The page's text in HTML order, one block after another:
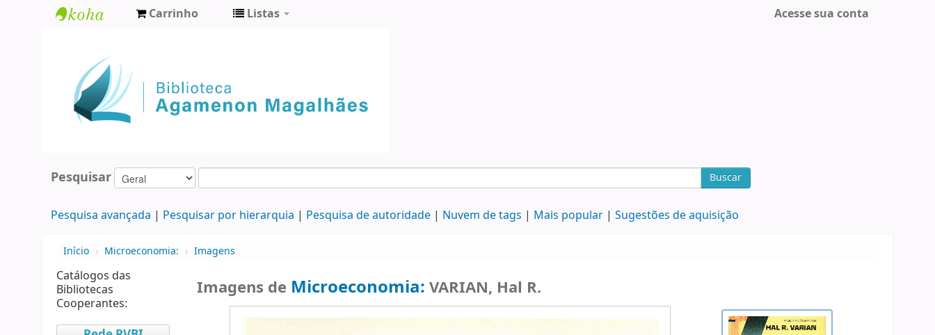
Agamenon
Magalhães
Carrinho Listas Acesse sua conta
Pesquisar Buscar
Pesquisa avançada Pesquisar por hierarquia Pesquisa de autoridade Nuvem de tags Mais popular Sugestões de aquisição
Início › Microeconomia: › Imagens
Catálogos das
Bibliotecas
Cooperantes:
Imagens de Microeconomia: VARIAN, Hal R.